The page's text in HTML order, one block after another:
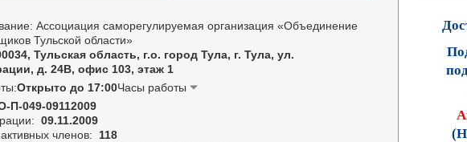
Ассоциация саморегулируемая организация «Объединение
Тульской области»
Тульская область, г.о. город Тула, г. Тула, ул.
д. 24В, офис 103, этаж 1
Открыто до 17:00Часы работы
П-049-09112009
09.11.2009
членов:
118